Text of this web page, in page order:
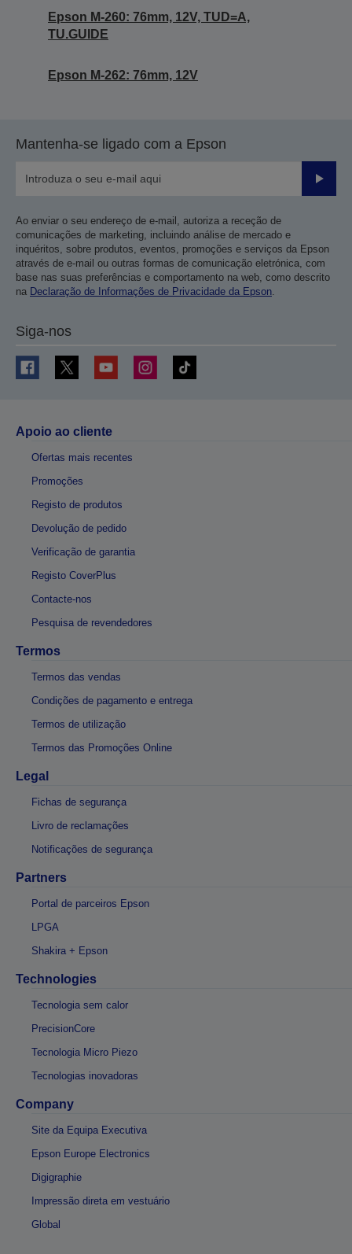
Epson M-260: 76mm, 12V, TUD=A,
TU.GUIDE
Epson M-262: 76mm, 12V
Mantenha-se ligado com a Epson
Enviar
Ao enviar o seu endereço de e-mail, autoriza a receção de
comunicações de marketing, incluindo análise de mercado e
inquéritos, sobre produtos, eventos, promoções e serviços da Epson
através de e-mail ou outras formas de comunicação eletrónica, com
base nas suas preferências e comportamento na web, como descrito
na Declaração de Informações de Privacidade da Epson.
Siga-nos
Apoio ao cliente
Ofertas mais recentes
Promoções
Registo de produtos
Devolução de pedido
Verificação de garantia
Registo CoverPlus
Contacte-nos
Pesquisa de revendedores
Termos
Termos das vendas
Condições de pagamento e entrega
Termos de utilização
Termos das Promoções Online
Legal
Fichas de segurança
Livro de reclamações
Notificações de segurança
Partners
Portal de parceiros Epson
LPGA
Shakira + Epson
Technologies
Tecnologia sem calor
PrecisionCore
Tecnologia Micro Piezo
Tecnologias inovadoras
Company
Site da Equipa Executiva
Epson Europe Electronics
Digigraphie
Impressão direta em vestuário
Global